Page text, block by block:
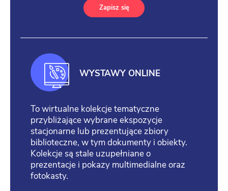
Zapisz się
WYSTAWY ONLINE
To wirtualne kolekcje tematyczne
przybliżające wybrane ekspozycje
stacjonarne lub prezentujące zbiory
biblioteczne, w tym dokumenty i obiekty.
Kolekcje są stale uzupełniane o
prezentacje i pokazy multimedialne oraz
fotokasty.